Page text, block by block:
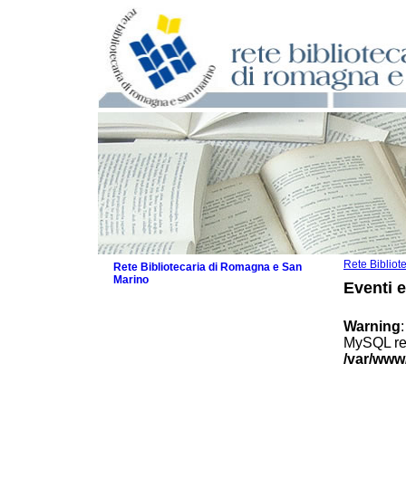
Rete
Eventi
Warning
MySQL
/var/
Rete Bibliotecaria di Romagna e San
Marino